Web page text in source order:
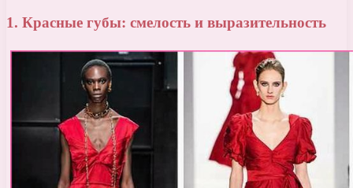
1. Красные губы: смелость и выразительность